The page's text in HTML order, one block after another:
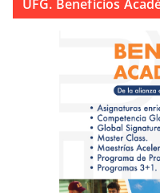
UFG. Beneficios